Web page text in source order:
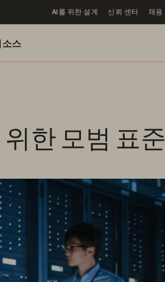
AI를 위한 설계 신뢰 센터 채용
스
한 모범 표준